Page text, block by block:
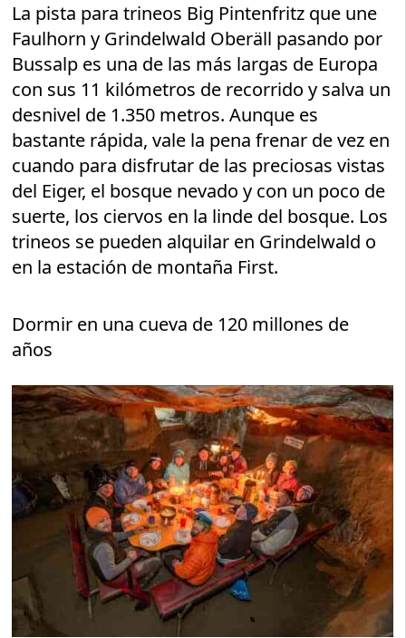
La pista para trineos Big Pintenfritz que une
Faulhorn y Grindelwald Oberäll pasando por
Bussalp es una de las más largas de Europa
con sus 11 kilómetros de recorrido y salva un
desnivel de 1.350 metros. Aunque es
bastante rápida, vale la pena frenar de vez en
cuando para disfrutar de las preciosas vistas
del Eiger, el bosque nevado y con un poco de
suerte, los ciervos en la linde del bosque. Los
trineos se pueden alquilar en Grindelwald o
en la estación de montaña First.
Dormir en una cueva de 120 millones de
años